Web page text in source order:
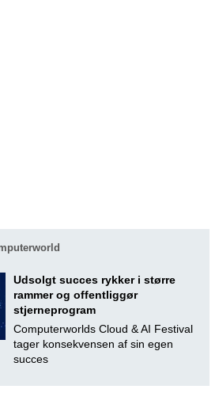
Udsolgt succes rykker i større
rammer og offentliggør
stjerneprogram
Computerworlds Cloud & AI Festival
tager konsekvensen af sin egen
succes